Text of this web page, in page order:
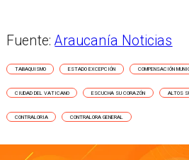
Fuente:Araucanía Noticias
TABAQUISMO ESTADO EXCEPCIÓN COMPENSACIÓN
CIUDAD DEL VATICANO ESCUCHA SU CORAZÓN ALTOS
CONTRALORIA CONTRALORA GENERAL